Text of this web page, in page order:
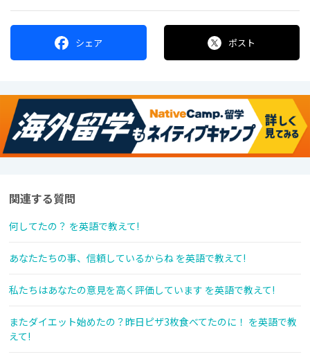
シェア ポスト
関連する質問
何してたの？ を英語で教えて!
あなたたちの事、信頼しているからね を英語で教えて!
私たちはあなたの意見を高く評価しています を英語で教えて!
またダイエット始めたの？昨日ピザ3枚食べてたのに！ を英語で教
えて!